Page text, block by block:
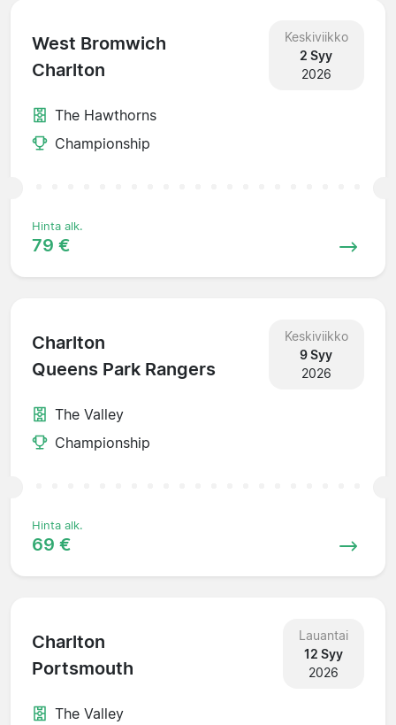
West Bromwich
Charlton
Keskiviikko
2 Syy
2026
The Hawthorns
Championship
Hinta alk.
79 €
Charlton
Queens Park Rangers
Keskiviikko
9 Syy
2026
The Valley
Championship
Hinta alk.
69 €
Charlton
Portsmouth
Lauantai
12 Syy
2026
The Valley